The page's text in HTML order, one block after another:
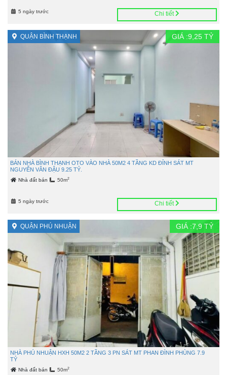
5 ngày trước Chi tiết
QUẬN BÌNH THẠNH GIÁ :9,25 TỶ
BÁN NHÀ BÌNH THẠNH OTO VÀO NHÀ 50M2 4 TẦNG KD ĐỈNH SÁT MT
NGUYỄN VĂN ĐẬU 9.25 TỶ.
Nhà đất bán 50m2
5 ngày trước Chi tiết
QUẬN PHÚ NHUẬN GIÁ :7,9 TỶ
NHÀ PHÚ NHUẬN HXH 50M2 2 TẦNG 3 PN SÁT MT PHAN ĐÌNH PHÙNG 7.9
TỶ
Nhà đất bán 50m2